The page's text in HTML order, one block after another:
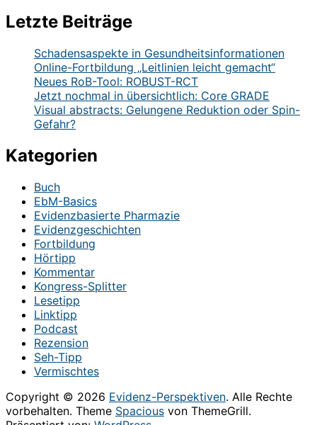
Letzte Beiträge
Schadensaspekte in Gesundheitsinformationen
Online-Fortbildung „Leitlinien leicht gemacht“
Neues RoB-Tool: ROBUST-RCT
Jetzt nochmal in übersichtlich: Core GRADE
Visual abstracts: Gelungene Reduktion oder Spin-
Gefahr?
Kategorien
Buch
EbM-Basics
Evidenzbasierte Pharmazie
Evidenzgeschichten
Fortbildung
Hörtipp
Kommentar
Kongress-Splitter
Lesetipp
Linktipp
Podcast
Rezension
Seh-Tipp
Vermischtes
Copyright © 2026 Evidenz-Perspektiven. Alle Rechte
vorbehalten. Theme Spacious von ThemeGrill.